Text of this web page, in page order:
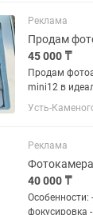
Реклама
45 000 ₸
Продам
mini12 в
пользовалась
Усть-
Реклама
40 000 ₸
Особенности:
фокусировка